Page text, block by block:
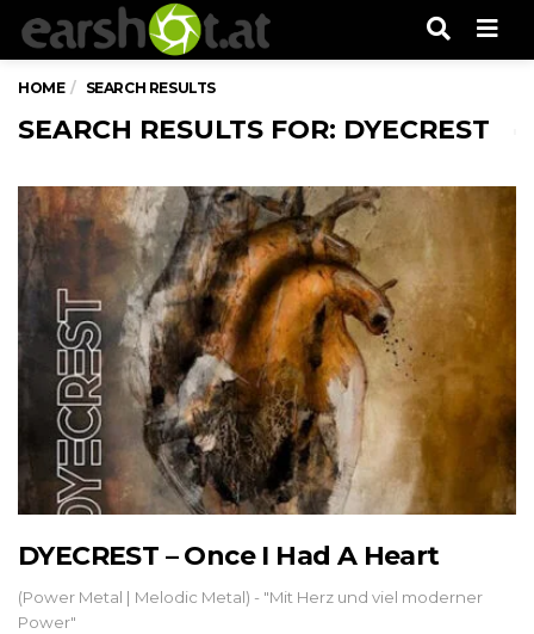
HOME SEARCH RESULTS
SEARCH RESULTS FOR: DYECREST
DYECREST – Once I Had A Heart
(Power Metal | Melodic Metal) - "Mit Herz und viel moderner
Power"